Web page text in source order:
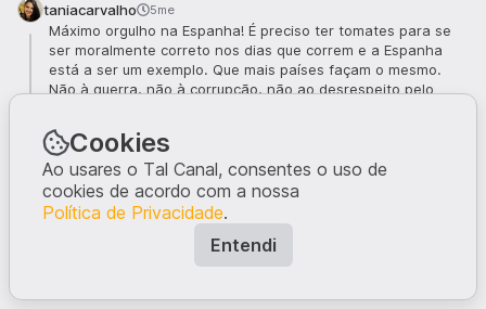
taniacarvalho 5me
Máximo orgulho na Espanha! É preciso ter tomates para se
ser moralmente correto nos dias que correm e a Espanha
está a ser um exemplo. Que mais países façam o mesmo.
Não à guerra, não à corrupção, não ao desrespeito pelo
Toca a todos, mas nós aqui é mais lambe-botas e meninos
borrados de medo.
6
Cookies
Ao usares o Tal Canal, consentes o uso de
cookies de acordo com a nossa
Política de Privacidade.
Entendi